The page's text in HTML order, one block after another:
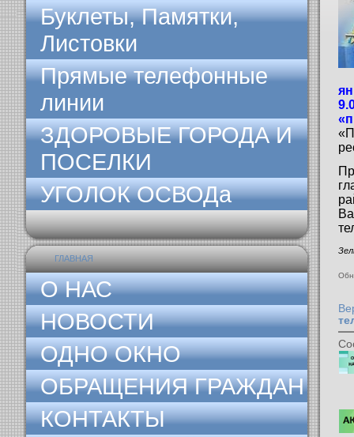
Буклеты, Памятки,
Листовки
Прямые телефонные
линии
ЗДОРОВЫЕ ГОРОДА И
ПОСЕЛКИ
УГОЛОК ОСВОДа
ГЛАВНАЯ
О НАС
НОВОСТИ
ОДНО ОКНО
ОБРАЩЕНИЯ ГРАЖДАН
КОНТАКТЫ